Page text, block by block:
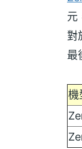
元
對
最
機